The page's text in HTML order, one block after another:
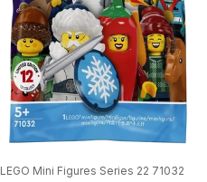
LEGO Mini Figures Series 22 71032